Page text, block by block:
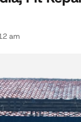
am